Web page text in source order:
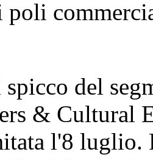
poli
del
& Cultural
l'8 luglio.